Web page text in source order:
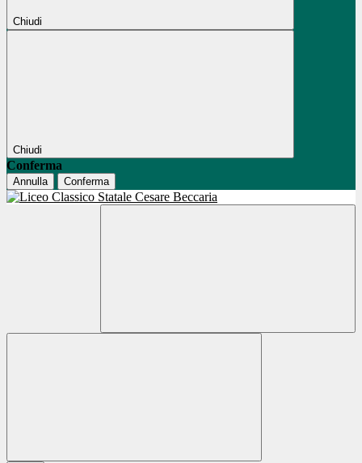
Chiudi
Chiudi
Conferma
Annulla Conferma